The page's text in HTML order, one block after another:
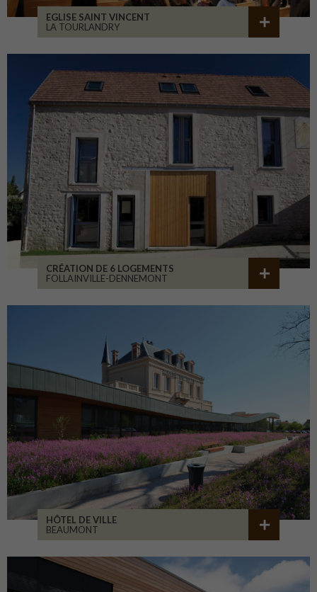
EGLISE SAINT VINCENT
LA TOURLANDRY
CRÉATION DE 6 LOGEMENTS
FOLLAINVILLE-DENNEMONT
HÔTEL DE VILLE
BEAUMONT